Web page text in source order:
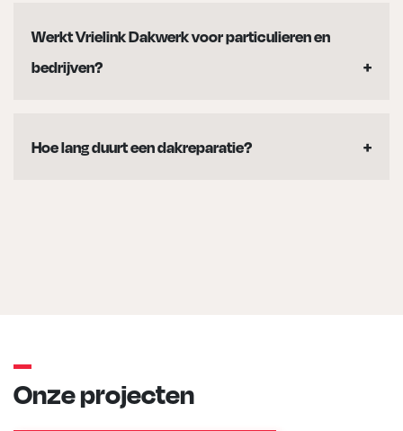
is bekroond met een MVO-award, wat staat voor
betrouwbaarheid en verantwoord ondernemen.
Werkt Vrielink Dakwerk voor particulieren en
bedrijven?
zakelijke klanten.
Hoe lang duurt een dakreparatie?
Onze projecten